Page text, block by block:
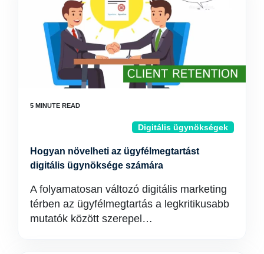
Digitális ügynökségek
Hogyan növelheti az ügyfélmegtartást
digitális ügynöksége számára
A folyamatosan változó digitális marketing
térben az ügyfélmegtartás a legkritikusabb
mutatók között szerepel…